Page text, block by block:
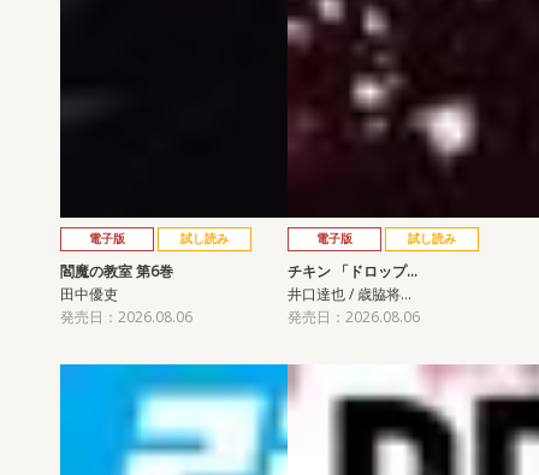
電子版 試し読み
閻魔の教室 第6巻
田中優吏
発売日：2026.08.06
電子版 試し読み
チキン 「ドロップ…
井口達也 / 歳脇将…
発売日：2026.08.06